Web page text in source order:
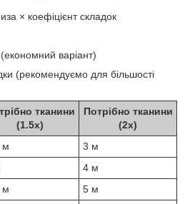
× коефіцієнт складок
варіант)
(рекомендуємо для більшості
тканини
(1.5x)
Потрібно тканини
(2x)
м
3 м
4 м
м
5 м